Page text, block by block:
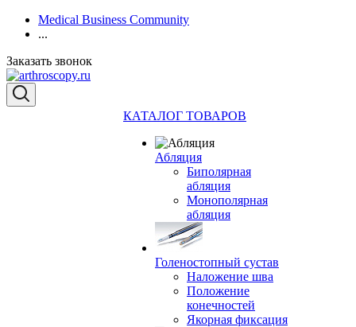
Medical Business Community
...
Заказать звонок
КАТАЛОГ ТОВАРОВ
Абляция
Биполярная
абляция
Монополярная
абляция
Голеностопный сустав
Наложение шва
Положение
конечностей
Якорная фиксация